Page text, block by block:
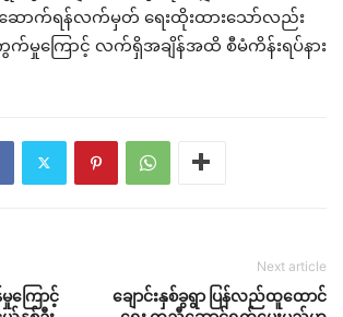
ောက်ရန်လက်မှတ် ရေးထိုးထားသော်လည်း
ကြောင့် လက်ရှိအချိန်အထိ စီမံကိန်းရပ်နား
ကြောင့်
Next article
ချောင်းနှစ်ခွရွာ ပြန်လည်ထူထောင်